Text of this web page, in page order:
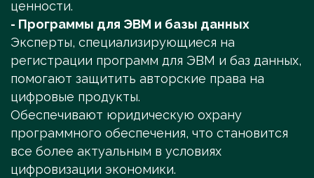
ценности.
- Программы для ЭВМ и базы данных
Эксперты, специализирующиеся на
регистрации программ для ЭВМ и баз данных,
помогают защитить авторские права на
цифровые продукты.
Обеспечивают юридическую охрану
программного обеспечения, что становится
все более актуальным в условиях
цифровизации экономики.